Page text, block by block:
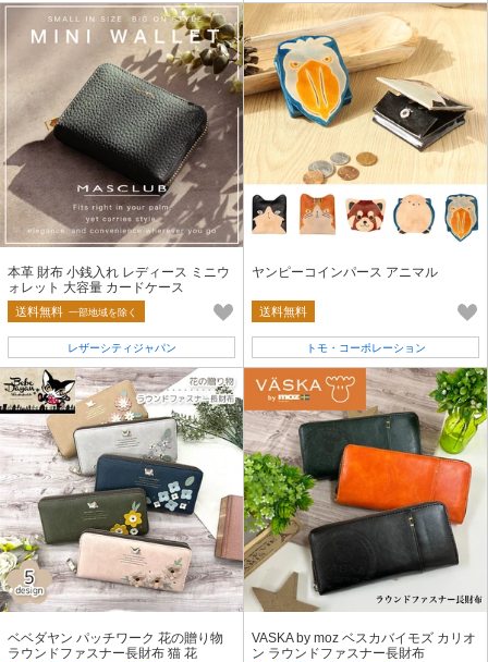
本革 財布 小銭入れ レディース ミニウ
ォレット 大容量 カードケース
送料無料 一部地域を除く
レザーシティジャパン
ヤンピーコインパース アニマル
送料無料
トモ・コーポレーション
ベベダヤン パッチワーク 花の贈り物
ラウンドファスナー長財布 猫 花
VASKA by moz ベスカバイモズ カリオ
ン ラウンドファスナー長財布